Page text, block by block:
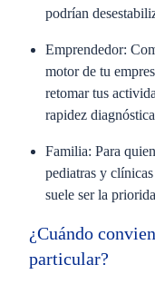
podrían
Emprendedor:
motor de tu
retomar tus
rapidez
Familia: Para
pediatras y
suele ser la
¿Cuándo
particular?